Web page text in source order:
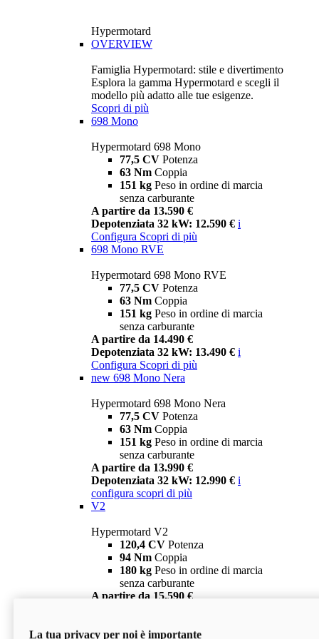
Hypermotard
OVERVIEW
Famiglia Hypermotard: stile e divertimento
Esplora la gamma Hypermotard e scegli il
modello più adatto alle tue esigenze.
Scopri di più
698 Mono
Hypermotard 698 Mono
77,5 CV Potenza
63 Nm Coppia
151 kg Peso in ordine di marcia
senza carburante
A partire da 13.590 €
Depotenziata 32 kW: 12.590 € i
Configura Scopri di più
698 Mono RVE
Hypermotard 698 Mono RVE
77,5 CV Potenza
63 Nm Coppia
151 kg Peso in ordine di marcia
senza carburante
A partire da 14.490 €
Depotenziata 32 kW: 13.490 € i
Configura Scopri di più
new 698 Mono Nera
Hypermotard 698 Mono Nera
77,5 CV Potenza
63 Nm Coppia
151 kg Peso in ordine di marcia
senza carburante
A partire da 13.990 €
Depotenziata 32 kW: 12.990 € i
configura scopri di più
V2
Hypermotard V2
120,4 CV Potenza
94 Nm Coppia
180 kg Peso in ordine di marcia
senza carburante
A partire da 15.590 €
V2 SP
La tua privacy per noi è importante